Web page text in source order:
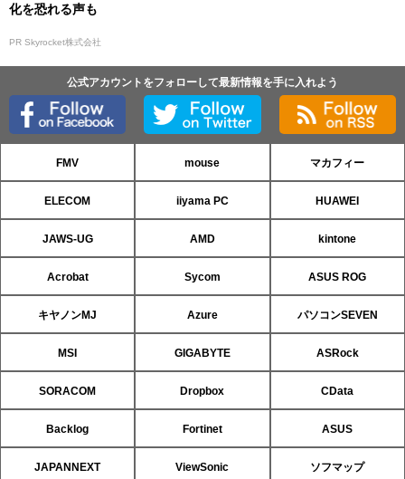
化を恐れる声も
PR Skyrocket株式会社
公式アカウントをフォローして最新情報を手に入れよう
FMV mouse マカフィー
ELECOM iiyama PC HUAWEI
JAWS-UG AMD kintone
Acrobat Sycom ASUS ROG
キヤノンMJ Azure パソコンSEVEN
MSI GIGABYTE ASRock
SORACOM Dropbox CData
Backlog Fortinet ASUS
JAPANNEXT ViewSonic ソフマップ